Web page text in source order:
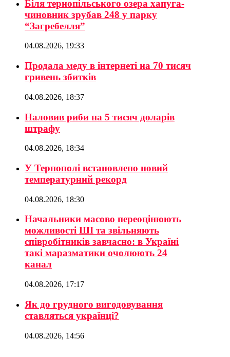
Біля тернопільського озера хапуга-
чиновник зрубав 248 у парку
“Загребелля”
04.08.2026, 19:33
Продала меду в інтернеті на 70 тисяч
гривень збитків
04.08.2026, 18:37
Наловив риби на 5 тисяч доларів
штрафу
04.08.2026, 18:34
У Тернополі встановлено новий
температурний рекорд
04.08.2026, 18:30
Начальники масово переоцінюють
можливості ШІ та звільняють
співробітників завчасно: в Україні
такі маразматики очолюють 24
канал
04.08.2026, 17:17
Як до грудного вигодовування
ставляться українці?
04.08.2026, 14:56